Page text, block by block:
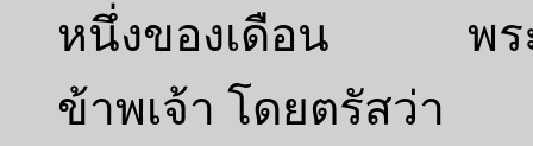
หนึ่งของเดือน พระว
ข้าพเจ้า โดยตรัสว่า